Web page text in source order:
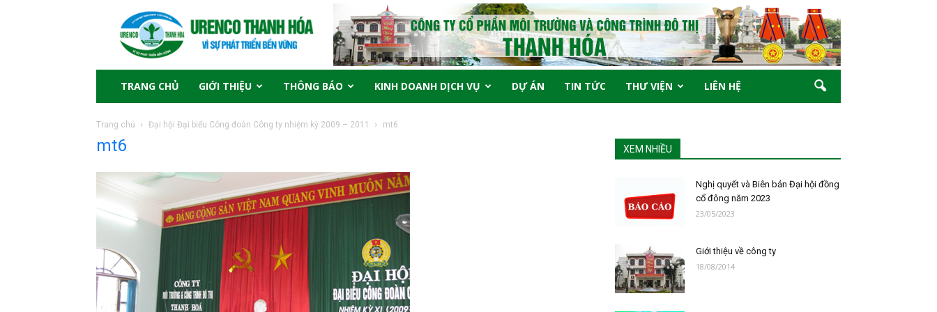
TRANG CHỦ GIỚI THIỆU THÔNG BÁO KINH DOANH DỊCH VỤ DỰ ÁN TIN TỨC THƯ VIỆN LIÊN HỆ
Trang chủ Đại hội Đại biểu Công đoàn Công ty nhiệm kỳ 2009 – 2011 mt6
mt6 XEM NHIỀU
Nghị quyết và Biên bản Đại hội đồng
cổ đông năm 2023
23/05/2023
Giới thiệu về công ty
18/08/2014